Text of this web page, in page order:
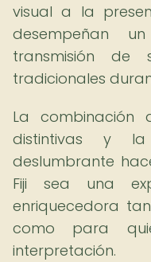
visual a la
desempeñan
transmisión de
tradicionales
La combinación
distintivas y la
deslumbrante
Fiji sea una
enriquecedora
como para
interpretación.